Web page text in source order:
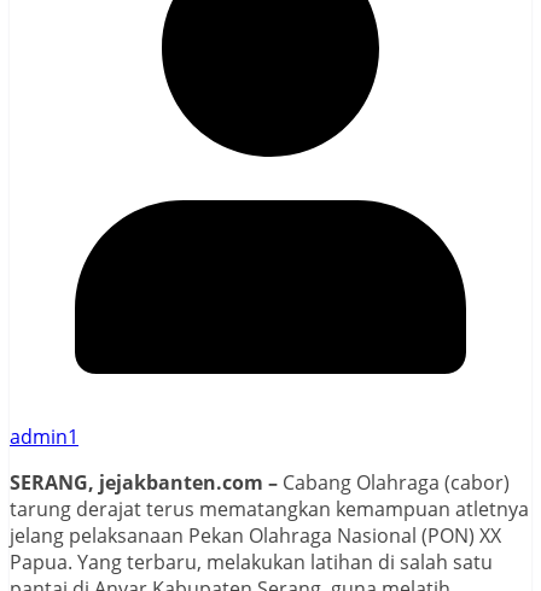
admin1
SERANG, jejakbanten.com – Cabang Olahraga (cabor)
tarung derajat terus mematangkan kemampuan atletnya
jelang pelaksanaan Pekan Olahraga Nasional (PON) XX
Papua. Yang terbaru, melakukan latihan di salah satu